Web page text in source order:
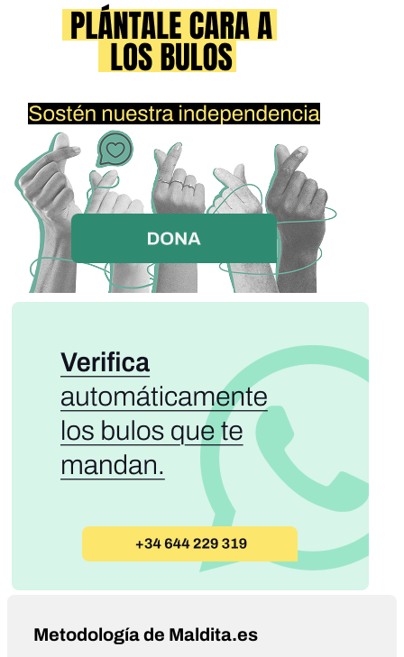
Metodología de Maldita.es